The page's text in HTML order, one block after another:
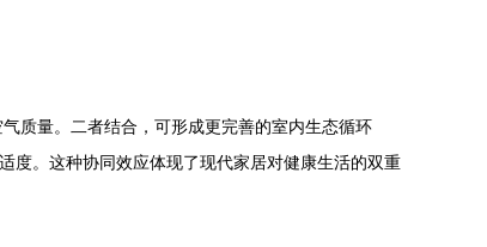
质量。二者结合，可形成更完善的室内生态循环
度。这种协同效应体现了现代家居对健康生活的双重